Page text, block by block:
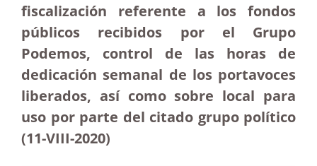
fiscalización referente a los fondos
públicos recibidos por el Grupo
Podemos, control de las horas de
dedicación semanal de los portavoces
liberados, así como sobre local para
uso por parte del citado grupo político
(11-VIII-2020)